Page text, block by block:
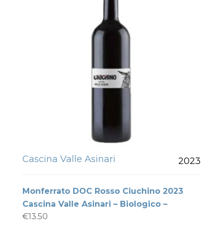
Cascina Valle Asinari 2023
Monferrato DOC Rosso Ciuchino 2023
Cascina Valle Asinari – Biologico –
€13.50